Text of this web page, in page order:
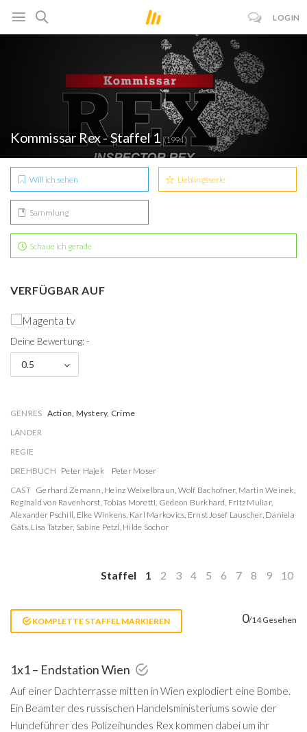
LOGIN
Kommissar Rex - Staffel 1(1994)
Will ich sehen Lieblingsserie
Sammlung
Schaue ich gerade
VERFÜGBAR AUF
Deine Bewertung: -
0.5
GENRES Action, Mystery, Crime
LÄNDER
REGIE
DREHBUCH Peter Hajek
Peter Moser
CAST Gerhard Zemann, Heinz Weixelbraun, Wolf Bachofner, Martin Weinek,
Reginald von Ravenhorst,Tobias Moretti, Gedeon Burkhard, Fritz Muliar,
Alexander Pschill, Elke Winkens, Karl Markovics, Ernst Josef Lauscher, Daniela
Gäts, Lisa Tatzber, Sabine Petzl, Hilde Sochor
Staffel 1 2 3 4 5 6 7 8 9 10
KOMPLETTE STAFFEL MARKIEREN 0/14 Gesehen
1x1 – Endstation Wien
Auf einer Dachterrasse mitten in Wien explodiert eine Bombe.
Ein Beamter des russischen Handelsministeriums sowie der
Hundeführer des Polizeihundes Rex kommen dabei um ihr